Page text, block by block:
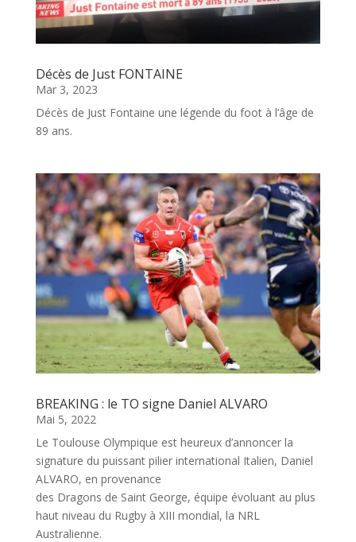
Décès de Just FONTAINE
Mar 3, 2023
Décès de Just Fontaine une légende du foot à l’âge de
89 ans.
BREAKING : le TO signe Daniel ALVARO
Mai 5, 2022
Le Toulouse Olympique est heureux d’annoncer la
signature du puissant pilier international Italien, Daniel
ALVARO, en provenance
des Dragons de Saint George, équipe évoluant au plus
haut niveau du Rugby à XIII mondial, la NRL
Australienne.